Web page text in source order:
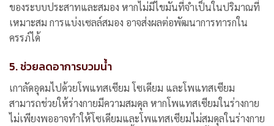
ของระบบประสาทและสมอง หากไม่มีไขมันที่จำเป็นในปริมาณที่
เหมาะสม การแบ่งเซลล์สมอง อาจส่งผลต่อพัฒนาการทารกใน
ครรภ์ได้
5. ช่วยลดอาการบวมน้ำ
เกาลัดอุดมไปด้วยโพแทสเซียม โซเดียม และโพแทสเซียม
สามารถช่วยให้ร่างกายมีความสมดุล หากโพแทสเซียมในร่างกาย
ไม่เพียงพออาจทำให้โซเดียมและโพแทสเซียมไม่สมดุลในร่างกาย